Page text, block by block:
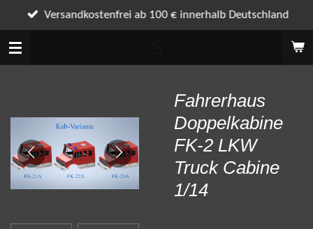
Zum
Hauptinhalt
springen
Versandkostenfrei ab 100 € innerhalb Deutschland
Fahrerhaus
Doppelkabine
FK-2 LKW
Truck Cabine
1/14